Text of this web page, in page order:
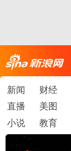
新闻 财经
直播
美图
小说
教育